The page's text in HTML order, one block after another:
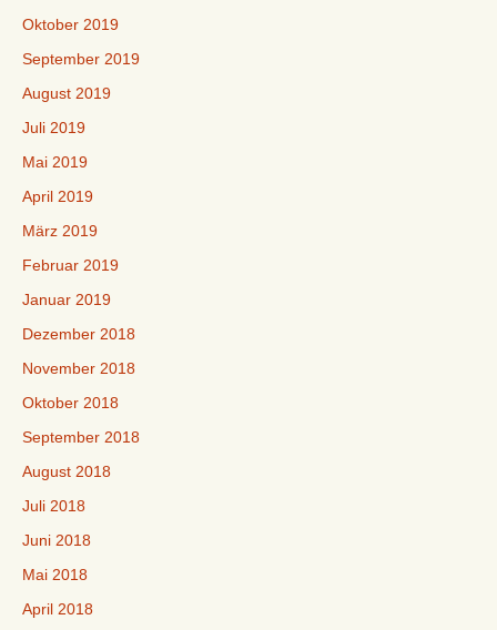
Oktober 2019
September 2019
August 2019
Juli 2019
Mai 2019
April 2019
März 2019
Februar 2019
Januar 2019
Dezember 2018
November 2018
Oktober 2018
September 2018
August 2018
Juli 2018
Juni 2018
Mai 2018
April 2018